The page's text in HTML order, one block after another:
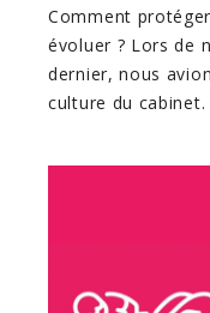
Comment
évoluer ? Lors de
dernier, nous
culture du